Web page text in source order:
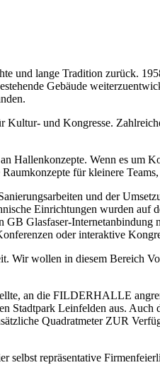
lange Tradition zurück.
Gebäude
Kultur- und Kongresse.
Hallenkonzepte. Wenn es um
für kleinere
und der
Einrichtungen wurden
Glasfaser-
oder interaktive
Wir wollen in diesem Bereich
an die FILDERHALLE
Stadtpark Leinfelden aus.
Quadratmeter ZUR
selbst repräsentative